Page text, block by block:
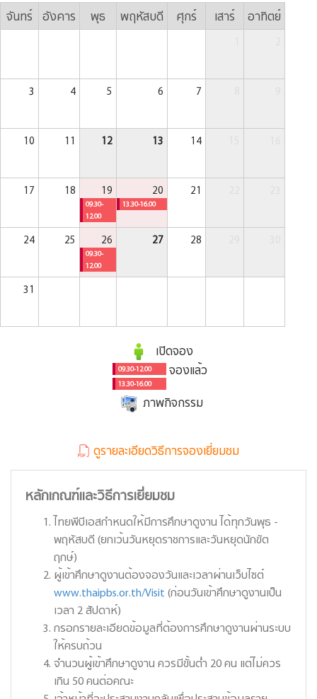
จันทร์ อังคาร พุธ พฤหัสบดี ศุกร์ เสาร์ อาทิตย์
3 4 5 6 7
10 11 12 13 14
17 18 19
09.30-
12.00
20
13.30-16.00
21
24 25 26
09.30-
12.00
27 28
31
เปิดจอง
09.30-12.00
13.30-16.00
จองแล้ว
ภาพกิจกรรม
ดูรายละเอียดวิธีการจองเยี่ยมชม
หลักเกณฑ์และวิธีการเยี่ยมชม
ไทยพีบีเอสกำหนดให้มีการศึกษาดูงาน ได้ทุกวันพุธ -
พฤหัสบดี (ยกเว้นวันหยุดราชการและวันหยุดนักขัต
ฤกษ์)
ผู้เข้าศึกษาดูงานต้องจองวันและเวลาผ่านเว็บไซต์
www.thaipbs.or.th/Visit (ก่อนวันเข้าศึกษาดูงานเป็น
เวลา 2 สัปดาห์)
กรอกรายละเอียดข้อมูลที่ต้องการศึกษาดูงานผ่านระบบ
ให้ครบถ้วน
จำนวนผู้เข้าศึกษาดูงาน ควรมีขั้นต่ำ 20 คน แต่ไม่ควร
เกิน 50 คนต่อคณะ